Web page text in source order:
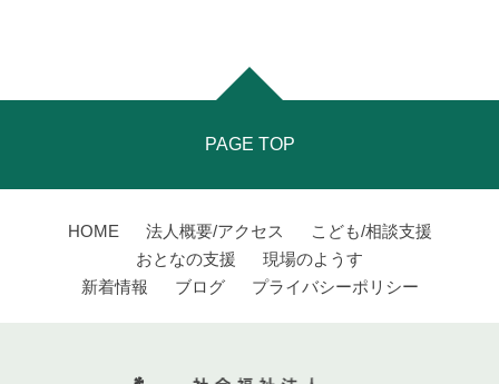
PAGE TOP
HOME 法人概要/アクセス
こども/相談支援
おとなの支援
現場のようす
新着情報
ブログ プライバシーポリシー